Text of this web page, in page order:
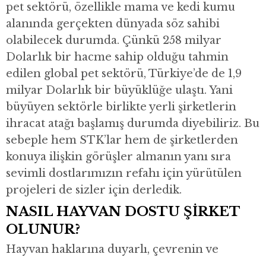
pet sektörü, özellikle mama ve kedi kumu
alanında gerçekten dünyada söz sahibi
olabilecek durumda. Çünkü 258 milyar
Dolarlık bir hacme sahip olduğu tahmin
edilen global pet sektörü, Türkiye’de de 1,9
milyar Dolarlık bir büyüklüğe ulaştı. Yani
büyüyen sektörle birlikte yerli şirketlerin
ihracat atağı başlamış durumda diyebiliriz. Bu
sebeple hem STK’lar hem de şirketlerden
konuya ilişkin görüşler almanın yanı sıra
sevimli dostlarımızın refahı için yürütülen
projeleri de sizler için derledik.
NASIL HAYVAN DOSTU ŞİRKET
OLUNUR?
Hayvan haklarına duyarlı, çevrenin ve